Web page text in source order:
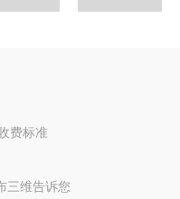
费标准
三维告诉您